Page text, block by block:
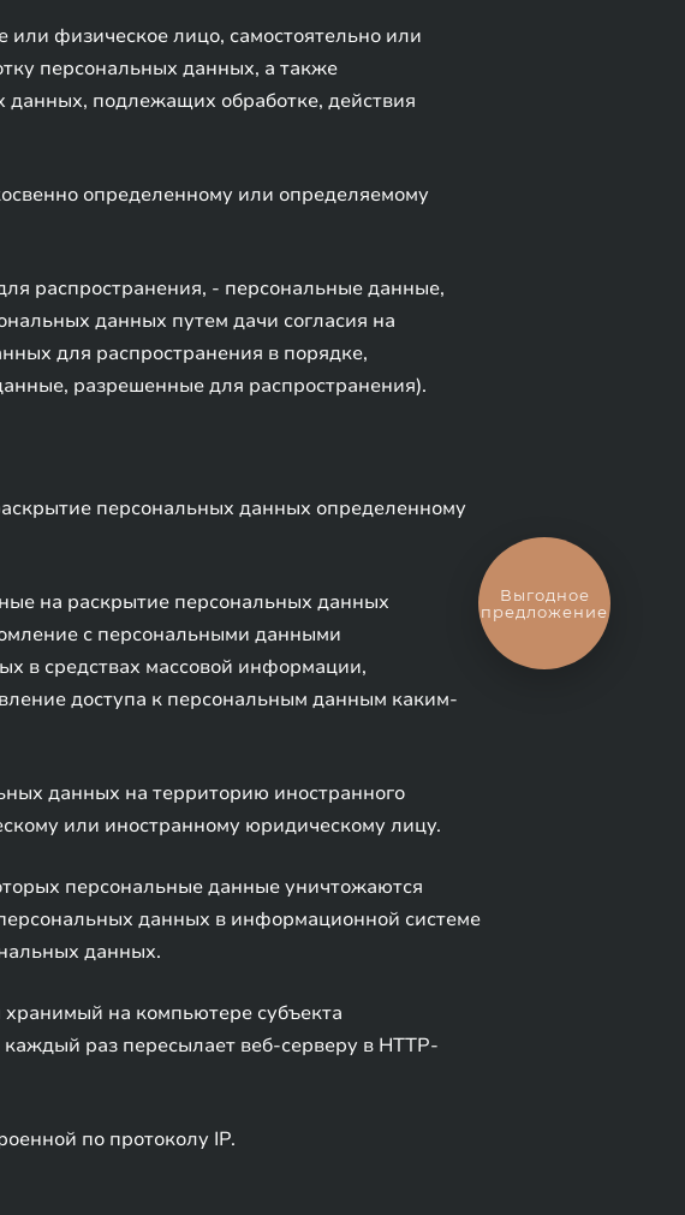
физическое лицо, самостоятельно или
персональных данных, а также
подлежащих обработке, действия
определенному или определяемому
распространения, - персональные данные,
данных путем дачи согласия на
для распространения в порядке,
разрешенные для распространения).
персональных данных определенному
на раскрытие персональных данных
с персональными данными
в средствах массовой информации,
доступа к персональным данным каким-
данных на территорию иностранного
или иностранному юридическому лицу.
персональные данные уничтожаются
данных в информационной системе
данных.
на компьютере субъекта
раз пересылает веб-серверу в HTTP-
по протоколу IP.
Выгодное
предложение